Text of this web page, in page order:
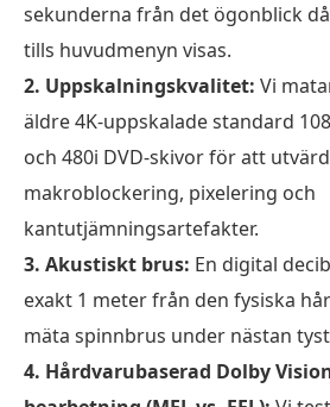
sekunderna från det ögonblick
tills huvudmenyn visas.
2. Uppskalningskvalitet: Vi
äldre 4K-uppskalade standard
och 480i DVD-skivor för att
makroblockering, pixelering och
kantutjämningsartefakter.
3. Akustiskt brus: En digital
exakt 1 meter från den fysiska
mäta spinnbrus under nästan
4. Hårdvarubaserad Dolby